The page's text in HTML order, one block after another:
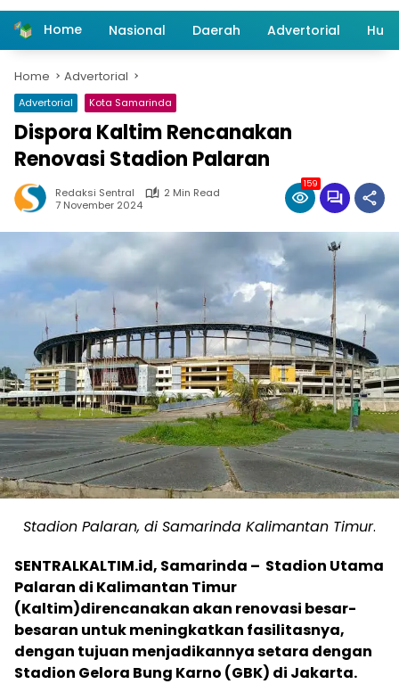
Home Nasional Daerah Advertorial
Home Advertorial
Advertorial Kota Samarinda
Dispora Kaltim Rencanakan
Renovasi Stadion Palaran
Redaksi Sentral
2 Min Read
7 November 2024
159
Stadion Palaran, di Samarinda Kalimantan Timur.
SENTRALKALTIM.id, Samarinda – Stadion Utama
Palaran di Kalimantan Timur
(Kaltim)direncanakan akan renovasi besar-
besaran untuk meningkatkan fasilitasnya,
dengan tujuan menjadikannya setara dengan
Stadion Gelora Bung Karno (GBK) di Jakarta.